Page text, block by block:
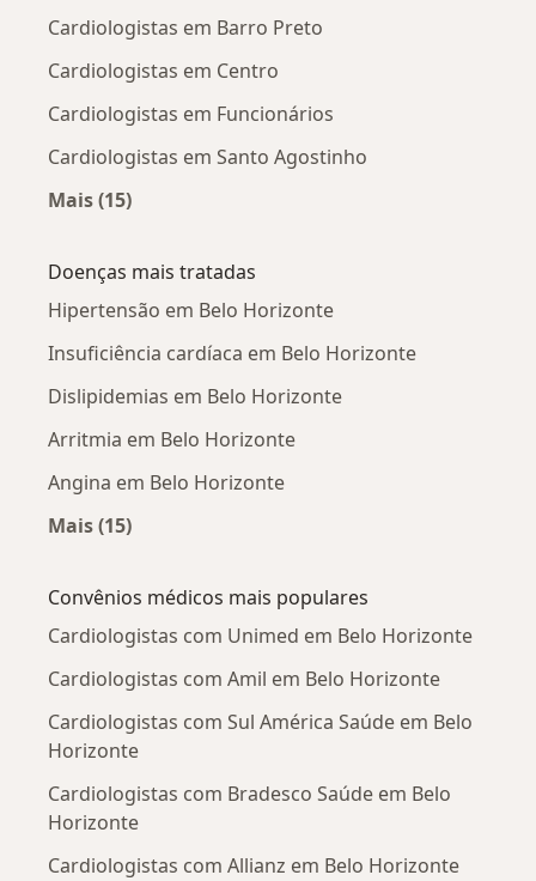
Cardiologistas em Barro Preto
Cardiologistas em Centro
Cardiologistas em Funcionários
Cardiologistas em Santo Agostinho
Mais (15)
Doenças mais tratadas
Hipertensão em Belo Horizonte
Insuficiência cardíaca em Belo Horizonte
Dislipidemias em Belo Horizonte
Arritmia em Belo Horizonte
Angina em Belo Horizonte
Mais (15)
Convênios médicos mais populares
Cardiologistas com Unimed em Belo Horizonte
Cardiologistas com Amil em Belo Horizonte
Cardiologistas com Sul América Saúde em Belo
Horizonte
Cardiologistas com Bradesco Saúde em Belo
Horizonte
Cardiologistas com Allianz em Belo Horizonte